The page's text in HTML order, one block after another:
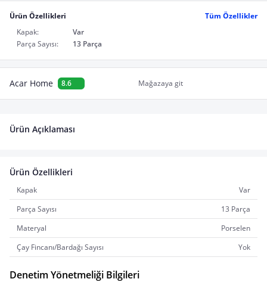
Ürün Özellikleri
Tüm Özellikler
Kapak:
Var
Parça Sayısı:
13 Parça
Acar Home 8.6 Mağazaya git
Ürün Açıklaması
Ürün Özellikleri
Kapak
Var
Parça Sayısı
13 Parça
Materyal
Porselen
Çay Fincanı/Bardağı Sayısı
Yok
Denetim Yönetmeliği Bilgileri